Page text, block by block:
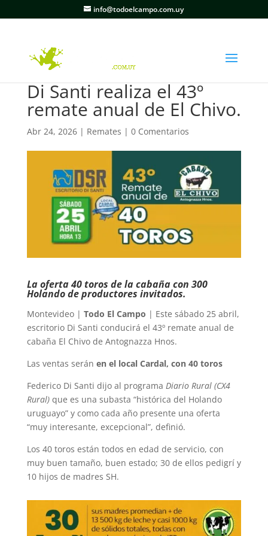
info@todoelcampo.com.uy
Di Santi realiza el 43º
remate anual de El Chivo.
Abr 24, 2026| Remates | 0 Comentarios
La oferta 40 toros de la cabaña con 300
Holando de productores invitados.
Montevideo | Todo El Campo | Este sábado 25 abril,
escritorio Di Santi conducirá el 43º remate anual de
cabaña El Chivo de Antognazza Hnos.
Las ventas serán en el local Cardal, con 40 toros
Federico Di Santi dijo al programa Diario Rural (CX4
Rural)que es una subasta “histórica del Holando
uruguayo” y como cada año presente una oferta
“muy interesante, excepcional”, definió.
Los 40 toros están todos en edad de servicio, con
muy buen tamaño, buen estado; 30 de ellos pedigrí y
10 hijos de madres SH.